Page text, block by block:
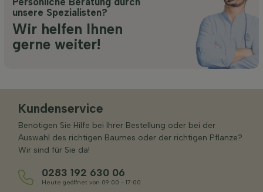
unsere Spezialisten?
Wir helfen Ihnen
gerne weiter!
Kundenservice
Benötigen Sie Hilfe bei Ihrer Bestellung oder bei der
Auswahl des richtigen Baumes oder der richtigen Pflanze?
Wir sind für Sie da!
0283 192 630 06
Heute geöffnet von 09:00 - 17:00